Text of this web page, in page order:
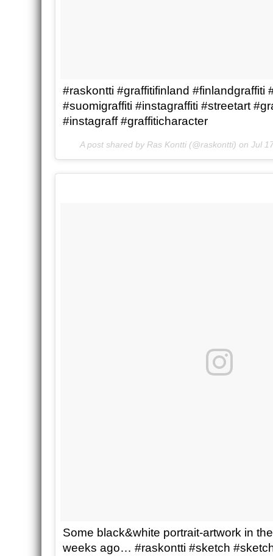
#raskontti #graffitifinland #finlandgraffiti
#suomigraffiti #instagraffiti #streetart
#instagraff #graffiticharacter
A post shared by Ras Kontti (@raskontti) on Jul
Some black&white portrait-artwork in
weeks ago… #raskontti #sketch